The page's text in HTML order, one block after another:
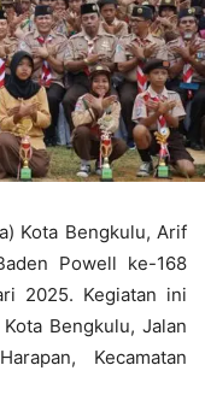
Kota Bengkulu, Arif
Powell ke-168
2025. Kegiatan ini
Bengkulu, Jalan
Kecamatan